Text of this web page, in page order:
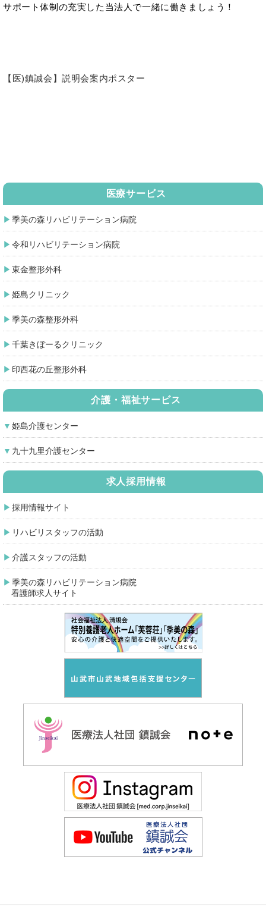
サポート体制の充実した当法人で一緒に働きましょう！
【医)鎮誠会】説明会案内ポスター
医療サービス
季美の森リハビリテーション病院
令和リハビリテーション病院
東金整形外科
姫島クリニック
季美の森整形外科
千葉きぼーるクリニック
印西花の丘整形外科
介護・福祉サービス
姫島介護センター
九十九里介護センター
求人採用情報
採用情報サイト
リハビリスタッフの活動
介護スタッフの活動
季美の森リハビリテーション病院
看護師求人サイト